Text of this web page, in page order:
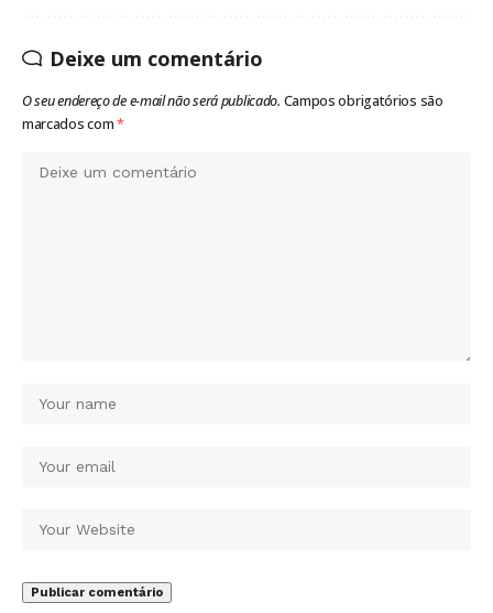
Deixe um comentário
O seu endereço de e-mail não será publicado. Campos obrigatórios são
marcados com*